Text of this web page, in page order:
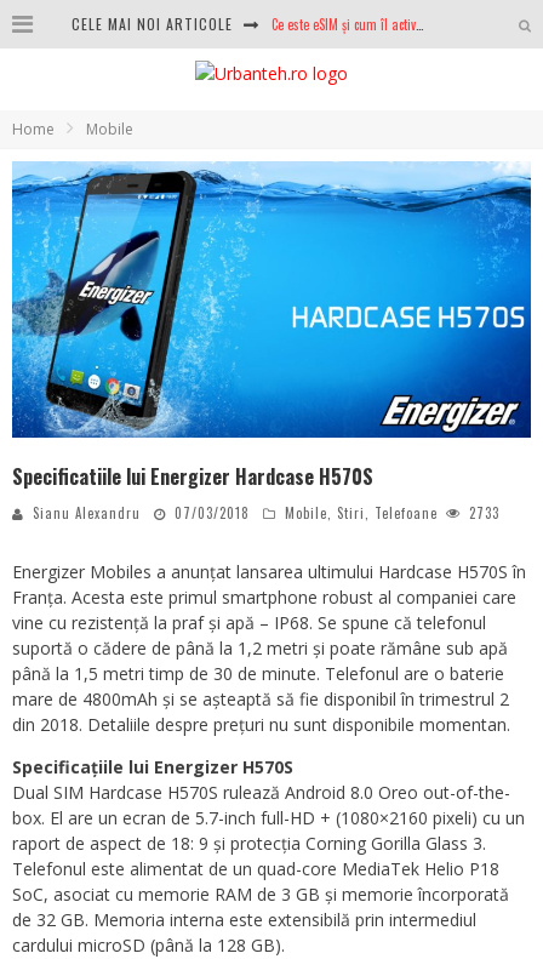
CELE MAI NOI ARTICOLE
GoPro revine în competiție: Mission One este răspunsul pe care DJI nu îl aștepta
GTA VI poate fi precomandat oficial. Rockstar dezvăluie edițiile oficiale și bonusurile pe care le primești
Home Mobile
Specificatiile lui Energizer Hardcase H570S
Sianu Alexandru 07/03/2018 Mobile, Stiri, Telefoane 2733
Energizer Mobiles a anunțat lansarea ultimului Hardcase H570S în
Franța. Acesta este primul smartphone robust al companiei care
vine cu rezistență la praf și apă – IP68. Se spune că telefonul
suportă o cădere de până la 1,2 metri și poate rămâne sub apă
până la 1,5 metri timp de 30 de minute. Telefonul are o baterie
mare de 4800mAh și se așteaptă să fie disponibil în trimestrul 2
din 2018. Detaliile despre prețuri nu sunt disponibile momentan.
Specificațiile lui Energizer H570S
Dual SIM Hardcase H570S rulează Android 8.0 Oreo out-of-the-
box. El are un ecran de 5.7-inch full-HD + (1080×2160 pixeli) cu un
raport de aspect de 18: 9 și protecția Corning Gorilla Glass 3.
Telefonul este alimentat de un quad-core MediaTek Helio P18
SoC, asociat cu memorie RAM de 3 GB și memorie încorporată
de 32 GB. Memoria interna este extensibilă prin intermediul
cardului microSD (până la 128 GB).